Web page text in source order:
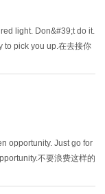
light. Don&#39;t do it.
to pick you up.在去接你
opportunity. Just go for
不要浪费这样的